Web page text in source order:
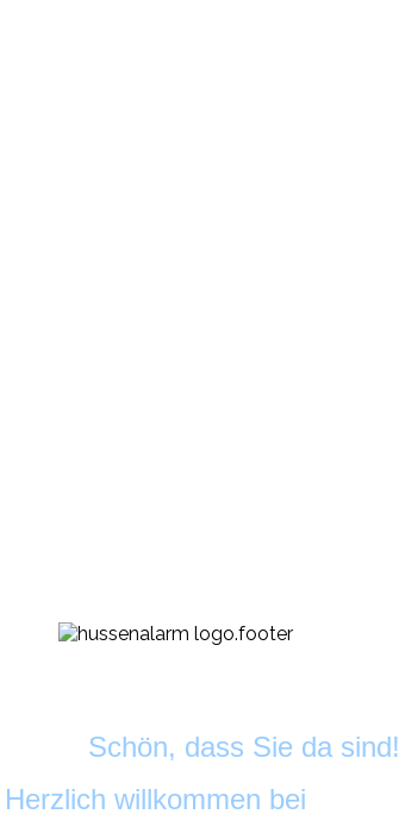
Schön, dass Sie da sind!
Herzlich willkommen bei